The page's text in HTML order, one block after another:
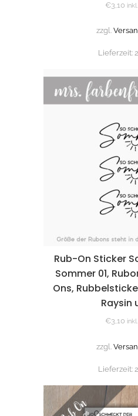
€3,10
zzgl.
Lieferzeit:
Rub-On Sticker
Sommer 01,
Ons,
Raysin
€3,10
zzgl.
Lieferzeit: